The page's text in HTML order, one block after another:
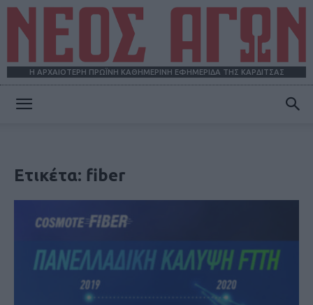
Η ΑΡΧΑΙΟΤΕΡΗ ΠΡΩΪΝΗ ΚΑΘΗΜΕΡΙΝΗ ΕΦΗΜΕΡΙΔΑ ΤΗΣ ΚΑΡΔΙΤΣΑΣ
Ετικέτα: fiber